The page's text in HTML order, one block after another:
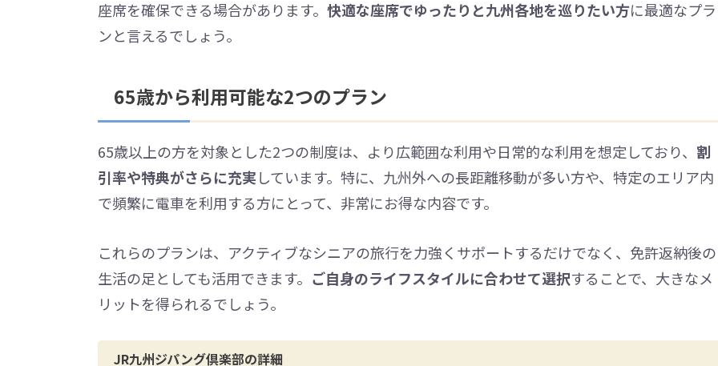
座席を確保できる場合があります。 快適な座席でゆったりと九州各地を巡りたい方に最適なプラ
ンと言えるでしょう。
65歳から利用可能な2つのプラン
65歳以上の方を対象とした2つの制度は、より広範囲な利用や日常的な利用を想定しており、 割
引率や特典がさらに充実しています。特に、九州外への長距離移動が多い方や、特定のエリア内
で頻繁に電車を利用する方にとって、非常にお得な内容です。
これらのプランは、アクティブなシニアの旅行を力強くサポートするだけでなく、免許返納後の
生活の足としても活用できます。 ご自身のライフスタイルに合わせて選択することで、大きなメ
リットを得られるでしょう。
JR九州ジパング倶楽部の詳細